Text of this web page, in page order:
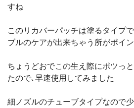
すね
このリカバーパッチは塗るタイプ
ブルのケアが出来ちゃう所がポイ
ちょうどおでこの生え際にポツっ
たので､早速使用してみました
細ノズルのチューブタイプなので